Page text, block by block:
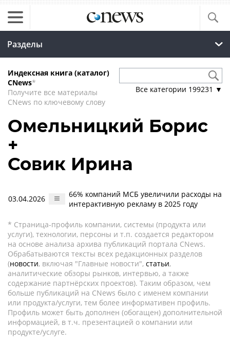
Разделы
Индексная книга (каталог)
CNews*
Получите все материалы
CNews по ключевому слову
Все категории 199231 ▼
Омельницкий Борис
+
Совик Ирина
03.04.2026
66% компаний МСБ увеличили расходы на
интерактивную рекламу в 2025 году
* Страница-профиль компании, системы (продукта или
услуги), технологии, персоны и т.п. создается редактором
на основе анализа архива публикаций портала CNews.
Обрабатываются тексты всех редакционных разделов
(новости, включая "Главные новости", статьи,
аналитические обзоры рынков, интервью, а также
содержание партнёрских проектов). Таким образом, чем
больше публикаций на CNews было с именем компании
или продукта/услуги, тем более информативен профиль.
Профиль может быть дополнен (обогащен) дополнительной
информацией, в т.ч. презентацией о компании или
продукте/услуге.